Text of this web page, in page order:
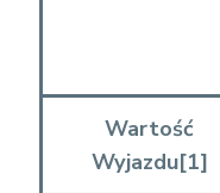
Wartość
Wyjazdu[1]